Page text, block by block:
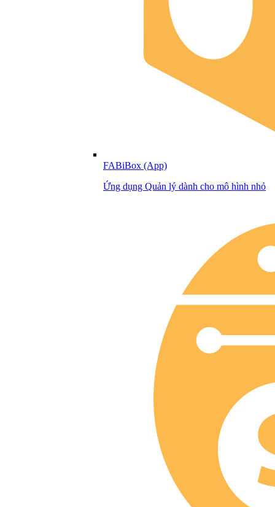
FABiBox (App)
Ứng dụng Quản lý dành cho mô hình nhỏ